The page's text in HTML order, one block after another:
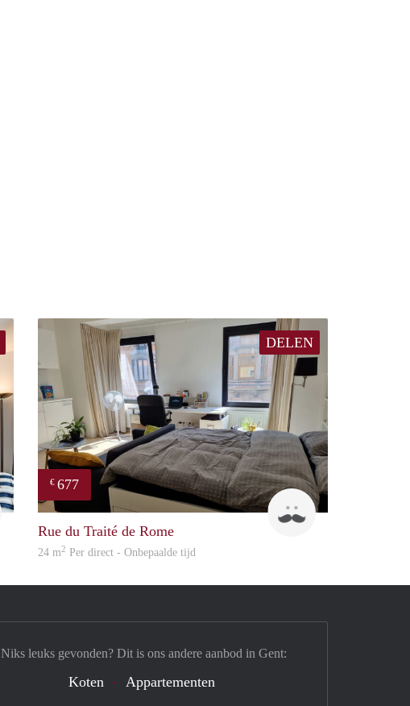
Oravcová
DELEN
€ 677
emiliev
Rue du Traité de Rome
24 m2 Per direct - Onbepaalde tijd
Niks leuks gevonden? Dit is ons andere aanbod in Gent:
Koten Appartementen